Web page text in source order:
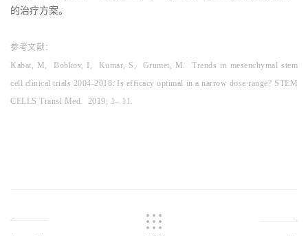
的治疗方案。
参考文献：
Kabat, M, Bobkov, I, Kumar, S, Grumet, M. Trends in mesenchymal stem
cell clinical trials 2004‐2018: Is efficacy optimal in a narrow dose range? STEM
CELLS Transl Med. 2019; 1– 11.